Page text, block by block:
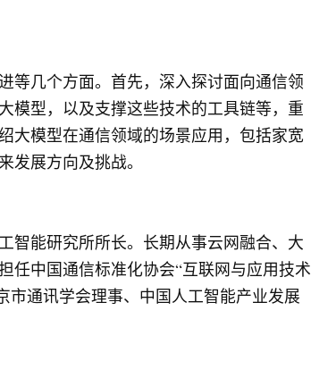
等几个方面。首先，深入探讨面向通信领
模型，以及支撑这些技术的工具链等，重
大模型在通信领域的场景应用，包括家宽
展方向及挑战。
智能研究所所长。长期从事云网融合、大
任中国通信标准化协会“互联网与应用技术
市通讯学会理事、中国人工智能产业发展